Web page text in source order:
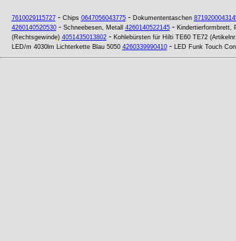
7610029115727- Chips 0647056043775- Dokumententaschen
4260140520530- Schneebesen, Metall 4260140522145- Kindertierformbrett,
(Rechtsgewinde) 4051435013802- Kohlebürsten für Hilti TE60 TE72
LED/m 4030lm Lichterkette Blau 5050 4260339990410- LED Funk Touch